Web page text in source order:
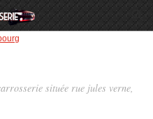
située rue jules verne,